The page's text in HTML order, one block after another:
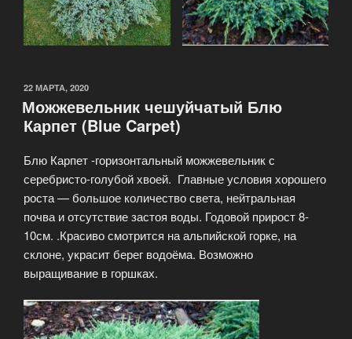
22 МАРТА, 2020
Можжевельник чешуйчатый Блю
Карпет (Blue Carpet)
Блю Карпет -горизонтальный можжевельник с
серебристо-голубой хвоей. Главные условия хорошего
роста — большое количество света, нейтральная
почва и отсутствие застоя воды. Годовой прирост 8-
10см. .Красиво смотрится на альпийской горке, на
склоне, украсит берег водоёма. Возможно
выращивание в горшках.